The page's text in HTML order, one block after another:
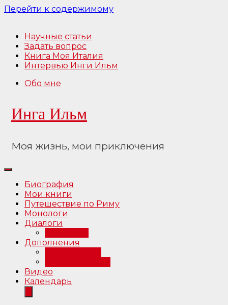
Перейти к содержимому
Научные статьи
Задать вопрос
Книга Моя Италия
Интервью Инги Ильм
Обо мне
Инга Ильм
Моя жизнь, мои приключения
Биография
Мои книги
Путешествие по Риму
Монологи
Диалоги
Дополнения
Видео
Календарь